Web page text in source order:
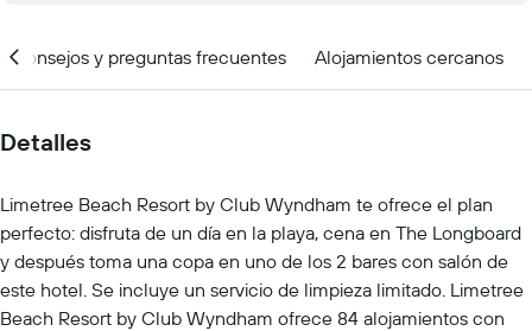
Consejos y preguntas frecuentes Alojamientos cercanos
Detalles
Limetree Beach Resort by Club Wyndham te ofrece el plan
perfecto: disfruta de un día en la playa, cena en The Longboard
y después toma una copa en uno de los 2 bares con salón de
este hotel. Se incluye un servicio de limpieza limitado. Limetree
Beach Resort by Club Wyndham ofrece 84 alojamientos con